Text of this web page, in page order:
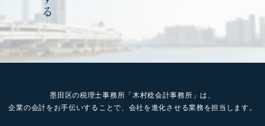
墨田区の税理士事務所「木村稔会計事務所」は、
企業の会計をお手伝いすることで、会社を進化させる業務を担当します。